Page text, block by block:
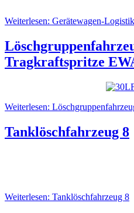
Weiterlesen: Gerätewagen-
Tragkraftspritze
Weiterlesen:
Tanklöschfahrzeug 8
Weiterlesen: Tanklöschfahrzeug 8